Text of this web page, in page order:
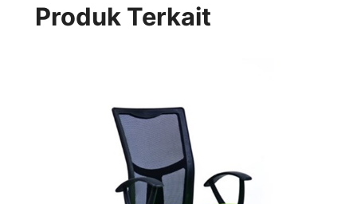
Produk Terkait